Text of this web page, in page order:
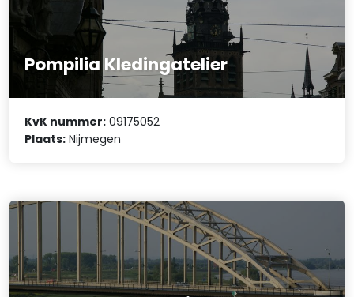
Pompilia Kledingatelier
KvK nummer: 09175052
Plaats: Nijmegen